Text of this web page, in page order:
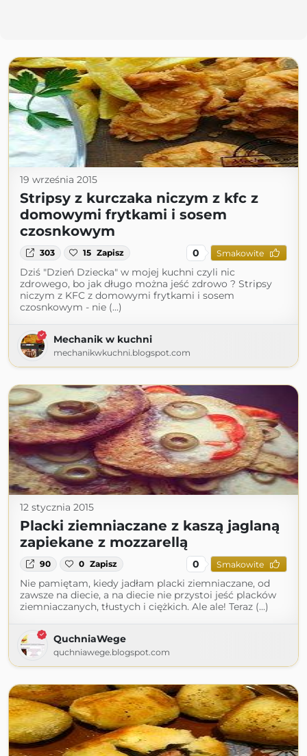
19 września 2015
Stripsy z kurczaka niczym z kfc z
domowymi frytkami i sosem
czosnkowym
303 15 Zapisz 0 Smakowite
Dziś "Dzień Dziecka" w mojej kuchni czyli nic
zdrowego, bo jak długo można jeść zdrowo ? Stripsy
niczym z KFC z domowymi frytkami i sosem
czosnkowym - nie (...)
Mechanik w kuchni
mechanikwkuchni.blogspot.com
12 stycznia 2015
Placki ziemniaczane z kaszą jaglaną
zapiekane z mozzarellą
90 0 Zapisz 0 Smakowite
Nie pamiętam, kiedy jadłam placki ziemniaczane, od
zawsze na diecie, a na diecie nie przystoi jeść placków
ziemniaczanych, tłustych i ciężkich. Ale ale! Teraz (...)
QuchniaWege
quchniawege.blogspot.com